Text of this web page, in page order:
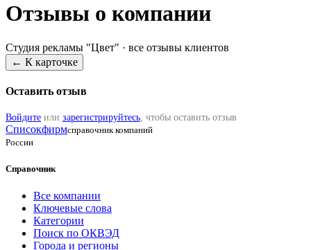
Отзывы о компании
Студия рекламы "Цвет" · все отзывы клиентов
← К карточке
Оставить отзыв
Войдите или зарегистрируйтесь, чтобы оставить отзыв
Списокфирмсправочник компаний
России
Справочник
Все компании
Ключевые слова
Категории
Поиск по ОКВЭД
Города и регионы